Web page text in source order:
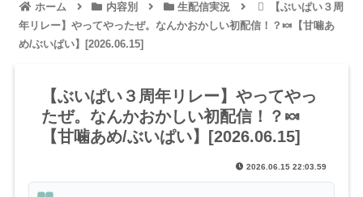
ホーム 内容別 生配信実況
【ぶいぱい３周
年リレー】やってやったぜ。なんかおかしい初配信！？🍬【甘噛あ
め/ぶいぱい】[2026.06.15]
【ぶいぱい３周年リレー】やってやっ
たぜ。なんかおかしい初配信！？🍬
【甘噛あめ/ぶいぱい】[2026.06.15]
2026.06.15 22:03.59